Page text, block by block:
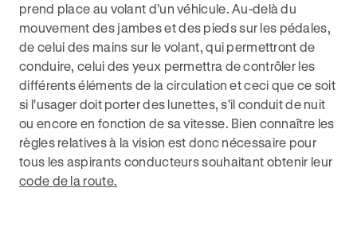
prend place au volant d’un véhicule. Au-delà du
mouvement des jambes et des pieds sur les pédales,
de celui des mains sur le volant, qui permettront de
conduire, celui des yeux permettra de contrôler les
différents éléments de la circulation et ceci que ce soit
si l'usager doit porter des lunettes, s'il conduit de nuit
ou encore en fonction de sa vitesse. Bien connaître les
règles relatives à la vision est donc nécessaire pour
tous les aspirants conducteurs souhaitant obtenir leur
code de la route.